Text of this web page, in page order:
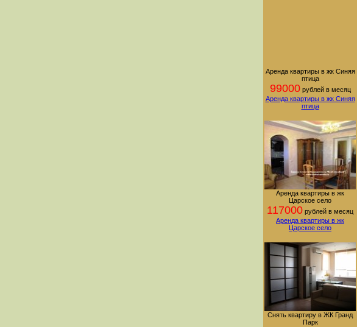
Аренда квартиры в жк Синяя
птица
99000рублей в месяц
Аренда квартиры в жк Синяя
птица
Аренда квартиры в жк
Царское село
117000 рублей в месяц
Аренда квартиры в жк
Царское село
Снять квартиру в ЖК Гранд
Парк